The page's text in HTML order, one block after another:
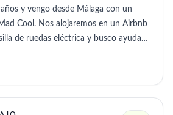
y vengo desde Málaga con un
Cool. Nos alojaremos en un Airbnb
ducharme, vestirme, realizar algunas
y también podrá ayudar. El horario
la mañana, pero lo podemos